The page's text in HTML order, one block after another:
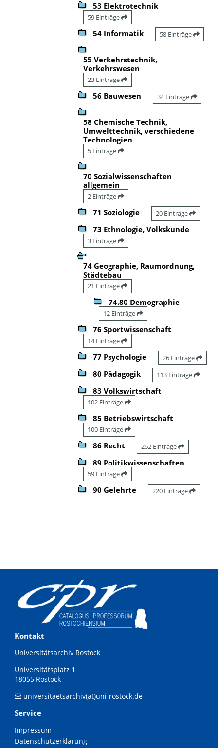
53 Elektrotechnik
59 Einträge
54 Informatik 58 Einträge
55 Verkehrstechnik,
Verkehrswesen
23 Einträge
56 Bauwesen 34 Einträge
58 Chemische Technik,
Umwelttechnik, verschiedene
Technologien
5 Einträge
70 Sozialwissenschaften
allgemein
2 Einträge
71 Soziologie 20 Einträge
73 Ethnologie, Volkskunde
3 Einträge
74 Geographie, Raumordnung,
Städtebau
21 Einträge
74.80 Demographie
12 Einträge
76 Sportwissenschaft
14 Einträge
77 Psychologie 26 Einträge
80 Pädagogik 113 Einträge
83 Volkswirtschaft
102 Einträge
85 Betriebswirtschaft
100 Einträge
86 Recht 262 Einträge
89 Politikwissenschaften
59 Einträge
90 Gelehrte 220 Einträge
Kontakt
Universitätsarchiv Rostock
Universitätsplatz 1
18055 Rostock
universitaetsarchiv(at)uni-rostock.de
Service
Impressum
Datenschutzerklärung